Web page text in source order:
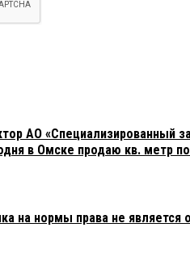
АО «Специализированный
в Омске продаю кв. метр
на нормы права не является